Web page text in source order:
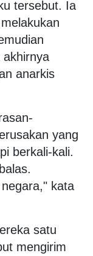
tersebut. Ia
akhirnya
anarkis
yang
berkali-kali.
kata
satu
mengirim